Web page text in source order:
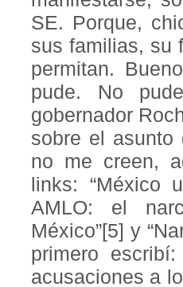
SE. Porque,
sus familias, su
permitan.
pude. No
gobernador
sobre el
no me creen,
links: “México
AMLO: el
México”[5] y
primero
acusaciones a